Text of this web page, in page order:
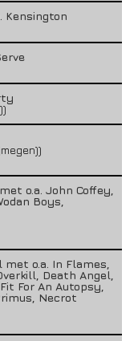
Kensington
o.a. John Coffey,
Boys,
o.a. In Flames,
Death Angel,
For An Autopsy,
Necrot